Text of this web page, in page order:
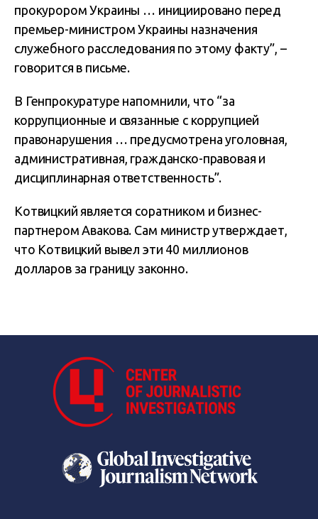
прокурором Украины … инициировано перед
премьер-министром Украины назначения
служебного расследования по этому факту”, –
говорится в письме.
В Генпрокуратуре напомнили, что “за
коррупционные и связанные с коррупцией
правонарушения … предусмотрена уголовная,
административная, гражданско-правовая и
дисциплинарная ответственность”.
Котвицкий является соратником и бизнес-
партнером Авакова. Сам министр утверждает,
что Котвицкий вывел эти 40 миллионов
долларов за границу законно.